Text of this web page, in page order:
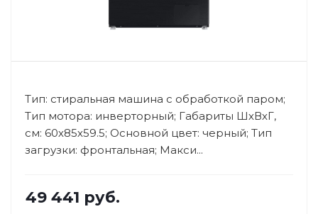
Тип: стиральная машина с обработкой паром;
Тип мотора: инверторный; Габариты ШхВхГ,
см: 60х85х59.5; Основной цвет: черный; Тип
загрузки: фронтальная; Макси...
49 441 руб.